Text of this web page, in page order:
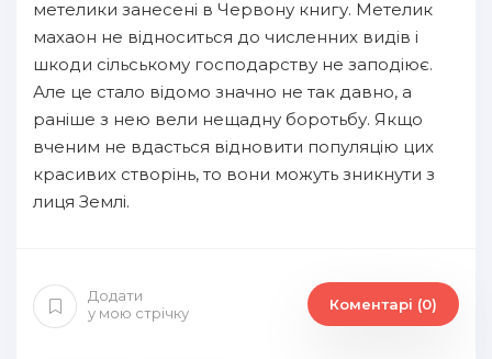
метелики занесені в Червону книгу. Метелик
махаон не відноситься до численних видів і
шкоди сільському господарству не заподіює.
Але це стало відомо значно не так давно, а
раніше з нею вели нещадну боротьбу. Якщо
вченим не вдасться відновити популяцію цих
красивих створінь, то вони можуть зникнути з
лиця Землі.
Додати
у мою стрічку
Коментарі (0)